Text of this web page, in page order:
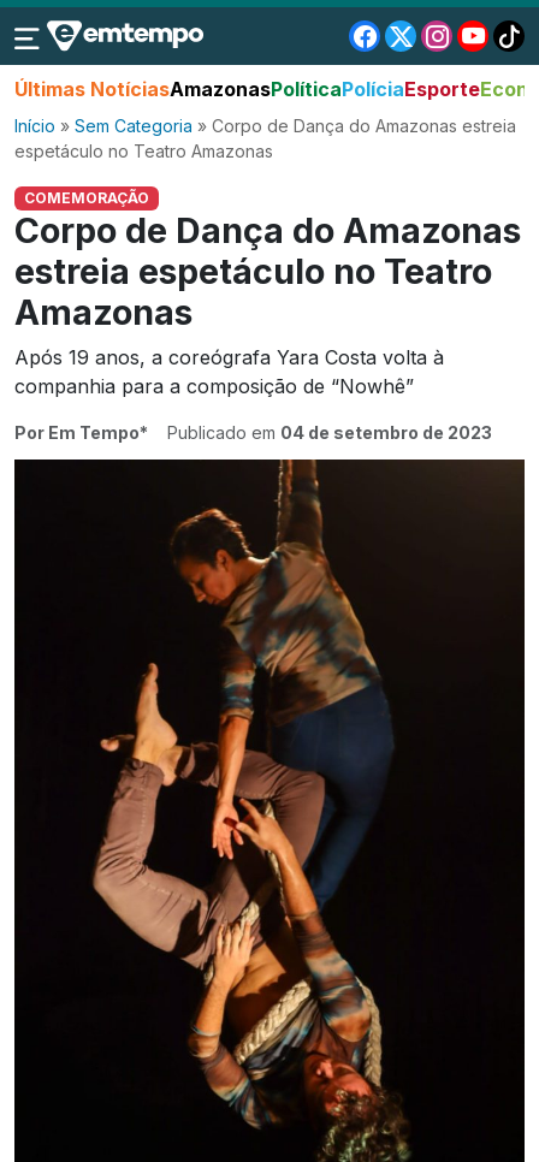
Últimas NotíciasAmazonasPolíticaPolíciaEsporte
Início » Sem Categoria » Corpo de Dança do Amazonas estreia
espetáculo no Teatro Amazonas
COMEMORAÇÃO
Corpo de Dança do Amazonas
estreia espetáculo no Teatro
Amazonas
Após 19 anos, a coreógrafa Yara Costa volta à
companhia para a composição de “Nowhê”
Por Em Tempo* Publicado em 04 de setembro de 2023